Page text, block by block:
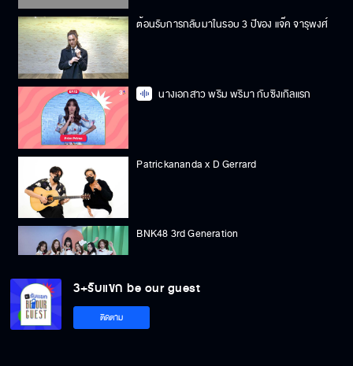
ต้อนรับการกลับมาในรอบ 3 ปีของ แจ๊ค จารุพงศ์
นางเอกสาว พริม พริมา กับซิงเกิลแรก
Patrickananda x D Gerrard
BNK48 3rd Generation
CELESTE
3+รับแขก be our guest
ติดตาม